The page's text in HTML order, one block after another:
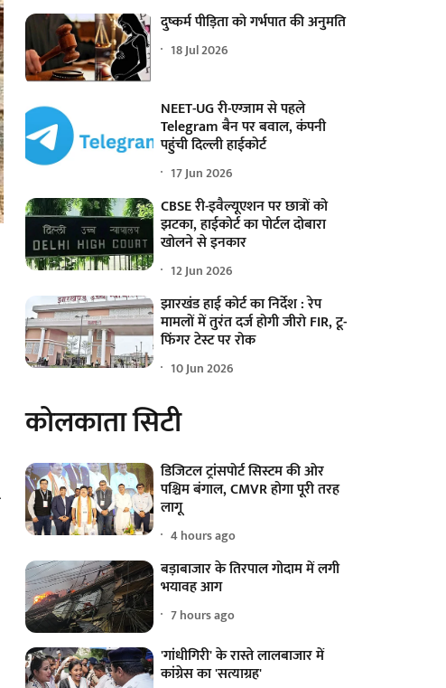
दुष्कर्म पीड़िता को गर्भपात की अनुमति
18 Jul 2026
NEET-UG री-एग्जाम से पहले
Telegram बैन पर बवाल, कंपनी
पहुंची दिल्ली हाईकोर्ट
17 Jun 2026
CBSE री-इवैल्यूएशन पर छात्रों को
झटका, हाईकोर्ट का पोर्टल दोबारा
खोलने से इनकार
12 Jun 2026
झारखंड हाई कोर्ट का निर्देश : रेप
मामलों में तुरंत दर्ज होगी जीरो FIR, टू-
फिंगर टेस्ट पर रोक
10 Jun 2026
कोलकाता सिटी
डिजिटल ट्रांसपोर्ट सिस्टम की ओर
पश्चिम बंगाल, CMVR होगा पूरी तरह
लागू
4 hours ago
बड़ाबाजार के तिरपाल गोदाम में लगी
भयावह आग
7 hours ago
'गांधीगिरी' के रास्ते लालबाजार में
कांग्रेस का 'सत्याग्रह'